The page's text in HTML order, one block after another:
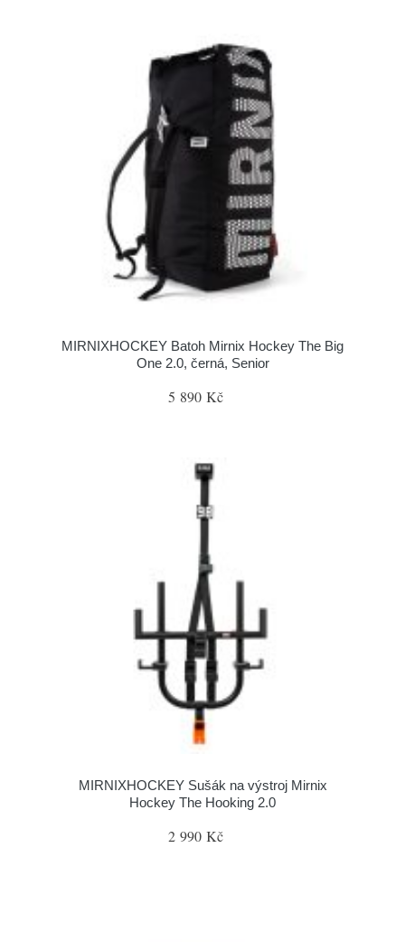
MIRNIXHOCKEY Batoh Mirnix Hockey The Big
One 2.0, černá, Senior
5 890 Kč
MIRNIXHOCKEY Sušák na výstroj Mirnix
Hockey The Hooking 2.0
2 990 Kč